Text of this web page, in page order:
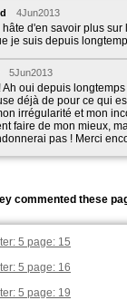
4Jun2013
hâte d'en savoir plus
je suis depuis
5Jun2013
Ah oui depuis
déjà de pour ce qui
irrégularité et mon
faire de mon mieux,
pas ! Merci
commented these
5 page: 15
5 page: 16
5 page: 19